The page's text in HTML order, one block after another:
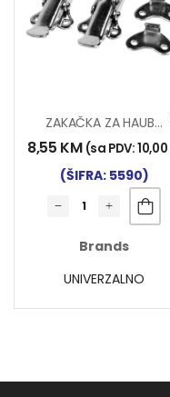
ZAKAČKA ZA HAUBU 2/1
8,55 KM (sa PDV:10,00
(ŠIFRA: 5590)
Brands
UNIVERZALNO